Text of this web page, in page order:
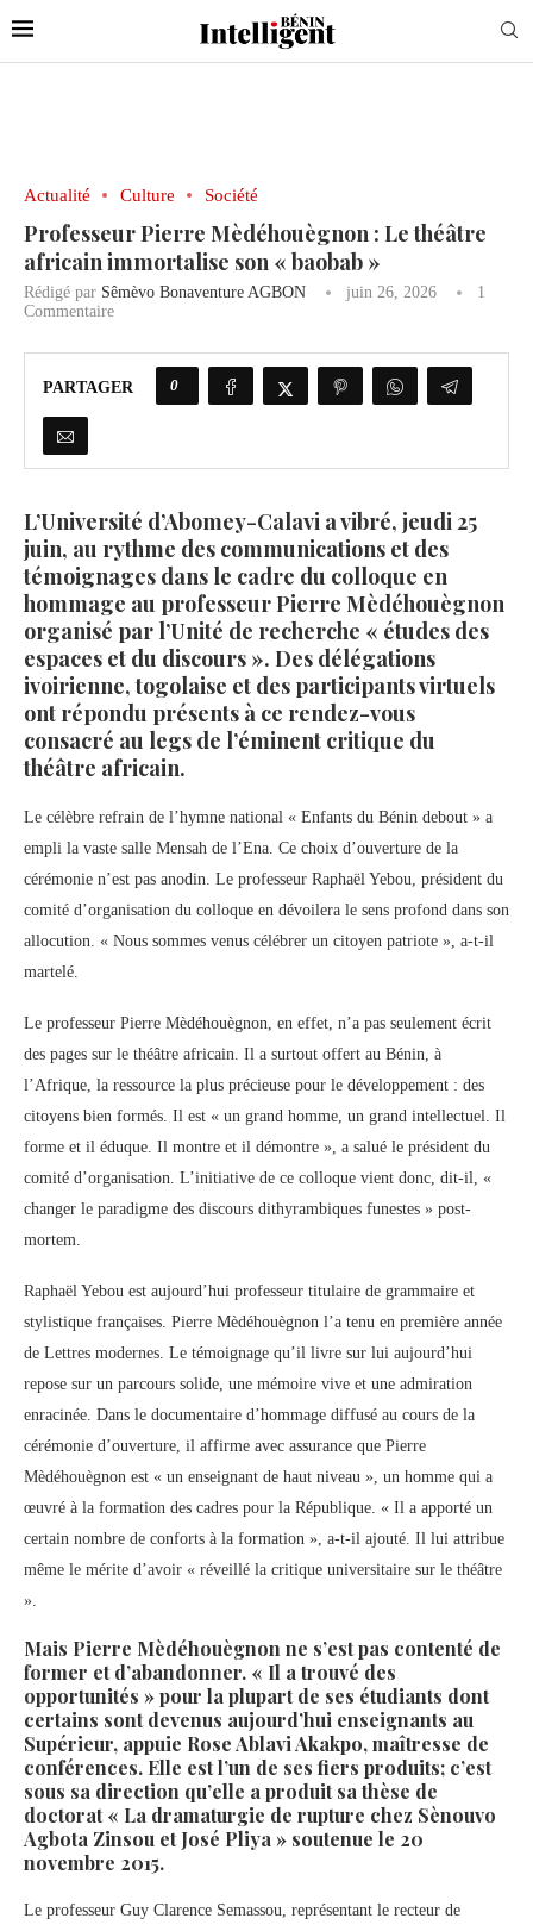
Actualité Culture Société
Professeur Pierre Mèdéhouègnon : Le théâtre
africain immortalise son « baobab »
Rédigé par Sêmèvo Bonaventure AGBON juin 26, 2026
1
Commentaire
PARTAGER 0
L’Université d’Abomey-Calavi a vibré, jeudi 25
juin, au rythme des communications et des
témoignages dans le cadre du colloque en
hommage au professeur Pierre Mèdéhouègnon
organisé par l’Unité de recherche « études des
espaces et du discours ». Des délégations
ivoirienne, togolaise et des participants virtuels
ont répondu présents à ce rendez-vous
consacré au legs de l’éminent critique du
théâtre africain.
Le célèbre refrain de l’hymne national « Enfants du Bénin debout » a
empli la vaste salle Mensah de l’Ena. Ce choix d’ouverture de la
cérémonie n’est pas anodin. Le professeur Raphaël Yebou, président du
comité d’organisation du colloque en dévoilera le sens profond dans son
allocution. « Nous sommes venus célébrer un citoyen patriote », a-t-il
martelé.
Le professeur Pierre Mèdéhouègnon, en effet, n’a pas seulement écrit
des pages sur le théâtre africain. Il a surtout offert au Bénin, à
l’Afrique, la ressource la plus précieuse pour le développement : des
citoyens bien formés. Il est « un grand homme, un grand intellectuel. Il
forme et il éduque. Il montre et il démontre », a salué le président du
comité d’organisation. L’initiative de ce colloque vient donc, dit-il, «
changer le paradigme des discours dithyrambiques funestes » post-
mortem.
Raphaël Yebou est aujourd’hui professeur titulaire de grammaire et
stylistique françaises. Pierre Mèdéhouègnon l’a tenu en première année
de Lettres modernes. Le témoignage qu’il livre sur lui aujourd’hui
repose sur un parcours solide, une mémoire vive et une admiration
enracinée. Dans le documentaire d’hommage diffusé au cours de la
cérémonie d’ouverture, il affirme avec assurance que Pierre
Mèdéhouègnon est « un enseignant de haut niveau », un homme qui a
œuvré à la formation des cadres pour la République. « Il a apporté un
certain nombre de conforts à la formation », a-t-il ajouté. Il lui attribue
même le mérite d’avoir « réveillé la critique universitaire sur le théâtre
».
Mais Pierre Mèdéhouègnon ne s’est pas contenté de
former et d’abandonner. « Il a trouvé des
opportunités » pour la plupart de ses étudiants dont
certains sont devenus aujourd’hui enseignants au
Supérieur, appuie Rose Ablavi Akakpo, maîtresse de
conférences. Elle est l’un de ses fiers produits; c’est
sous sa direction qu’elle a produit sa thèse de
doctorat « La dramaturgie de rupture chez Sènouvo
Agbota Zinsou et José Pliya » soutenue le 20
novembre 2015.
Le professeur Guy Clarence Semassou, représentant le recteur de